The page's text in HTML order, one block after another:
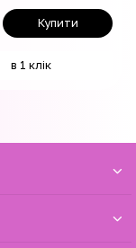
Купити
в 1 клік